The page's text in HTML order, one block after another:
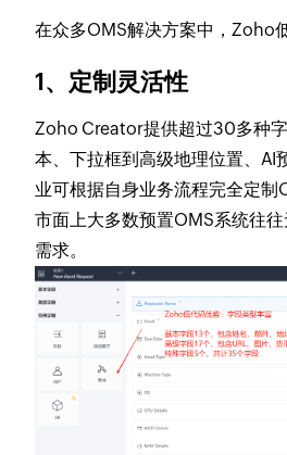
在众多OMS解决方案中，Zoho
1、定制灵活性
Zoho Creator提供超过30多种
本、下拉框到高级地理位置、AI
业可根据自身业务流程完全定制
市面上大多数预置OMS系统往
需求。